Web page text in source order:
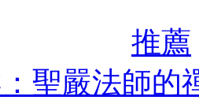
推薦
聖嚴法師